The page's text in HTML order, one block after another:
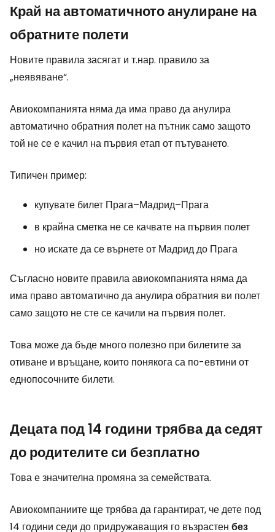
Край на автоматичното анулиране на
обратните полети
Новите правила засягат и т.нар. правило за
„неявяване“.
Авиокомпанията няма да има право да анулира
автоматично обратния полет на пътник само защото
той не се е качил на първия етап от пътуването.
Типичен пример:
купувате билет Прага–Мадрид–Прага
в крайна сметка не се качвате на първия полет
но искате да се върнете от Мадрид до Прага
Съгласно новите правила авиокомпанията няма да
има право автоматично да анулира обратния ви полет
само защото не сте се качили на първия полет.
Това може да бъде много полезно при билетите за
отиване и връщане, които понякога са по-евтини от
еднопосочните билети.
Децата под 14 години трябва да седят
до родителите си безплатно
Това е значителна промяна за семействата.
Авиокомпаниите ще трябва да гарантират, че дете под
14 години седи до придружаващия го възрастен без